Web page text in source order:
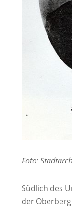
Foto:
Südlich des
der